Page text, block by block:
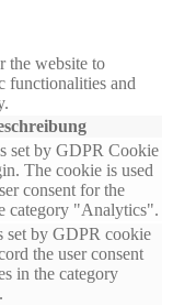
the website to
functionalities and
set by GDPR Cookie
The cookie is used
consent for the
category "Analytics".
set by GDPR cookie
the user consent
in the category